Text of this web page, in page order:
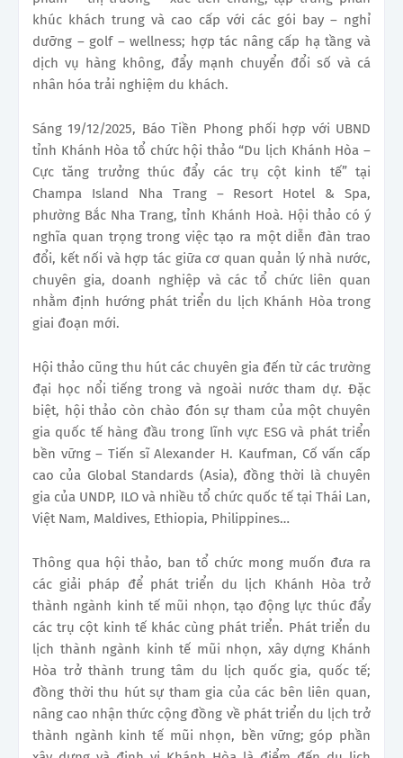
khúc khách trung và cao cấp với các gói bay – nghỉ
dưỡng – golf – wellness; hợp tác nâng cấp hạ tầng và
dịch vụ hàng không, đẩy mạnh chuyển đổi số và cá
nhân hóa trải nghiệm du khách.
Sáng 19/12/2025, Báo Tiền Phong phối hợp với UBND
tỉnh Khánh Hòa tổ chức hội thảo “Du lịch Khánh Hòa –
Cực tăng trưởng thúc đẩy các trụ cột kinh tế” tại
Champa Island Nha Trang – Resort Hotel & Spa,
phường Bắc Nha Trang, tỉnh Khánh Hoà. Hội thảo có ý
nghĩa quan trọng trong việc tạo ra một diễn đàn trao
đổi, kết nối và hợp tác giữa cơ quan quản lý nhà nước,
chuyên gia, doanh nghiệp và các tổ chức liên quan
nhằm định hướng phát triển du lịch Khánh Hòa trong
giai đoạn mới.
Hội thảo cũng thu hút các chuyên gia đến từ các trường
đại học nổi tiếng trong và ngoài nước tham dự. Đặc
biệt, hội thảo còn chào đón sự tham của một chuyên
gia quốc tế hàng đầu trong lĩnh vực ESG và phát triển
bền vững – Tiến sĩ Alexander H. Kaufman, Cố vấn cấp
cao của Global Standards (Asia), đồng thời là chuyên
gia của UNDP, ILO và nhiều tổ chức quốc tế tại Thái Lan,
Việt Nam, Maldives, Ethiopia, Philippines…
Thông qua hội thảo, ban tổ chức mong muốn đưa ra
các giải pháp để phát triển du lịch Khánh Hòa trở
thành ngành kinh tế mũi nhọn, tạo động lực thúc đẩy
các trụ cột kinh tế khác cùng phát triển. Phát triển du
lịch thành ngành kinh tế mũi nhọn, xây dựng Khánh
Hòa trở thành trung tâm du lịch quốc gia, quốc tế;
đồng thời thu hút sự tham gia của các bên liên quan,
nâng cao nhận thức cộng đồng về phát triển du lịch trở
thành ngành kinh tế mũi nhọn, bền vững; góp phần